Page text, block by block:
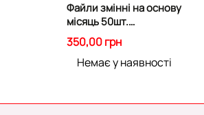
Файли змінні на основу
місяць 50шт.
Абразивність 180 грит
350,00 грн
Немає у наявності